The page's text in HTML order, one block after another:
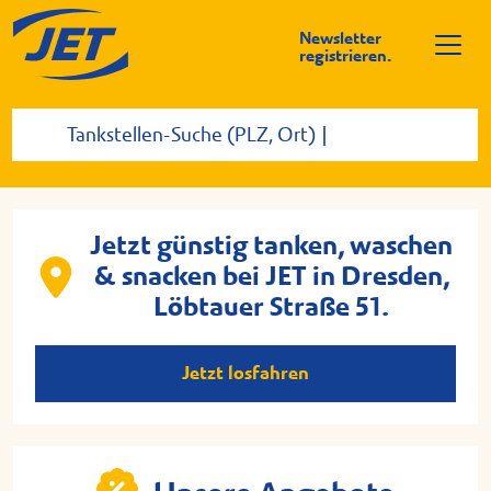
Newsletter
registrieren.
Jetzt günstig tanken, waschen
& snacken bei JET in Dresden,
Löbtauer Straße 51.
Jetzt losfahren